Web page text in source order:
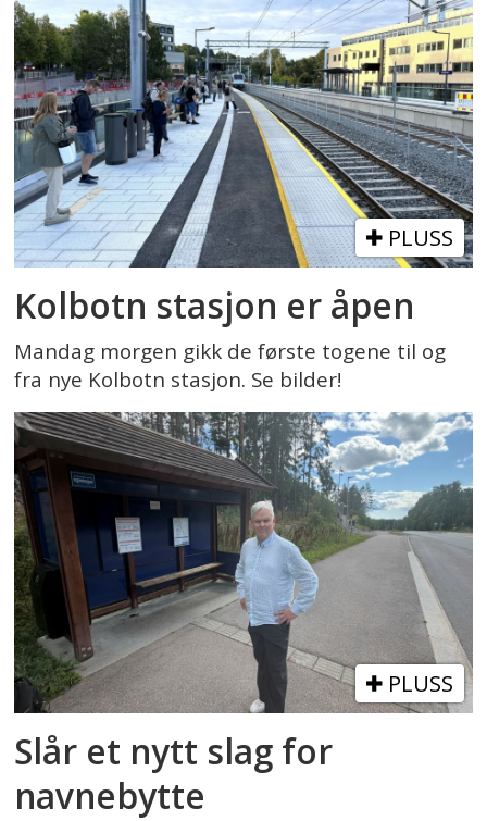
PLUSS
Kolbotn stasjon er åpen
Mandag morgen gikk de første togene til og
fra nye Kolbotn stasjon. Se bilder!
PLUSS
Slår et nytt slag for
navnebytte